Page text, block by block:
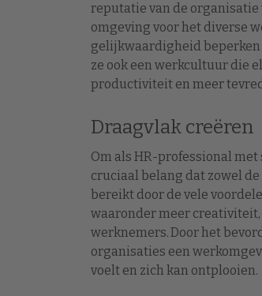
reputatie van de
omgeving voor het diverse
gelijkwaardigheid beperken
ze ook een werkcultuur die
productiviteit en meer
Draagvlak creëren
Om als HR-professional
cruciaal belang dat zowel
bereikt door de vele
waaronder meer
werknemers. Door het
organisaties een
voelt en zich kan ontplooien.